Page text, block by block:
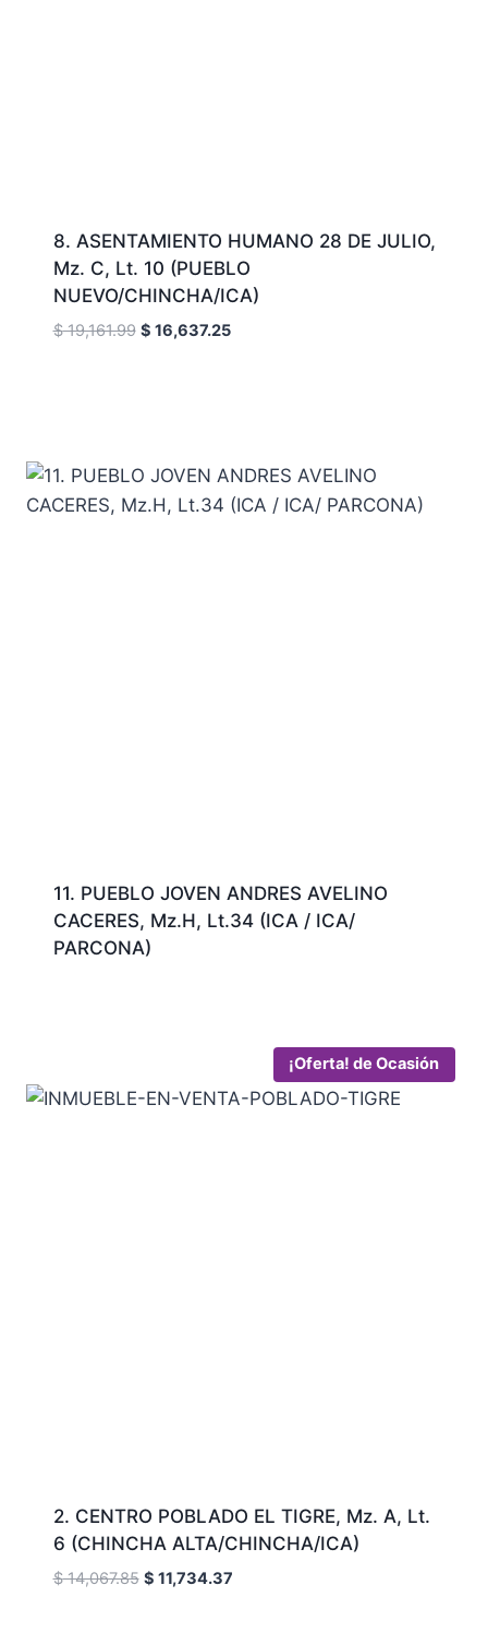
8. ASENTAMIENTO HUMANO 28 DE JULIO,
Mz. C, Lt. 10 (PUEBLO
NUEVO/CHINCHA/ICA)
$19,161.99 El
$ 16,637.25El
11. PUEBLO JOVEN ANDRES AVELINO
CACERES, Mz.H, Lt.34 (ICA / ICA/
PARCONA)
¡Oferta!
2. CENTRO POBLADO EL TIGRE, Mz. A, Lt.
6 (CHINCHA ALTA/CHINCHA/ICA)
$14,067.85 El
$ 11,734.37El